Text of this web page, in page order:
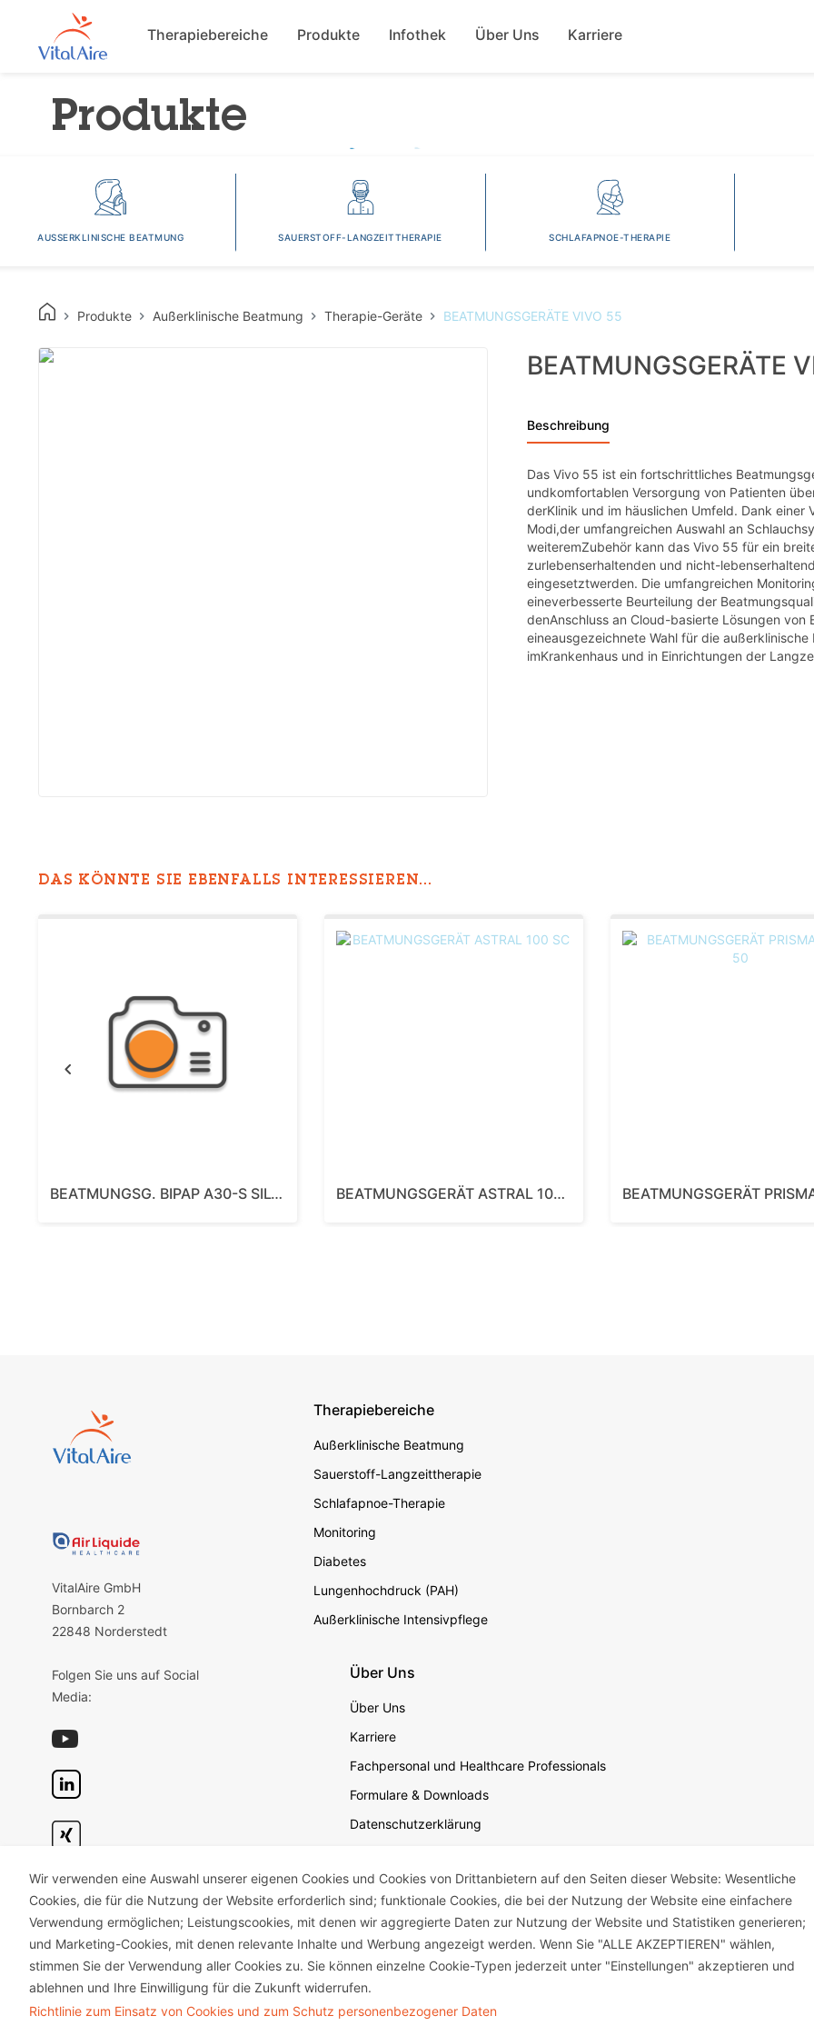
zum
Main navigation
Therapiebereiche Produkte Infothek Über Uns Karriere
Produkte
AUSSERKLINISCHE BEATMUNG SAUERSTOFF-LANGZEITTHERAPIE SCHLAFAPNOE-THERAPIE
Produkte Außerklinische Beatmung Therapie-Geräte BEATMUNGSGERÄTE VIVO 55
BEATMUNGSGERÄTE
Beschreibung
Das Vivo 55 ist ein fortschrittliches
undkomfortablen Versorgung von Patienten
derKlinik und im häuslichen Umfeld. Dank einer
Modi,der umfangreichen Auswahl an
weiteremZubehör kann das Vivo 55 für ein
zurlebenserhaltenden und nicht-
eingesetztwerden. Die umfangreichen
eineverbesserte Beurteilung der
denAnschluss an Cloud-basierte Lösungen von
eineausgezeichnete Wahl für die
imKrankenhaus und in Einrichtungen der
DAS KÖNNTE SIE EBENFALLS INTERESSIEREN...
BEATMUNGSG. BIPAP A30-S SILVER BEATMUNGSGERÄT ASTRAL 100 SC
Previous
VitalAire GmbH
Bornbarch 2
22848 Norderstedt
Folgen Sie uns auf Social
Media:
Footer secondary
Therapiebereiche
Außerklinische Beatmung
Sauerstoff-Langzeittherapie
Schlafapnoe-Therapie
Monitoring
Diabetes
Lungenhochdruck (PAH)
Außerklinische Intensivpflege
Über Uns
Über Uns
Karriere
Fachpersonal und Healthcare Professionals
Formulare & Downloads
Datenschutzerklärung
Geschäftsbedingungen für die Website-Nutzung
Impressum
Unternehmensverantwortung
Wir verwenden eine Auswahl unserer eigenen Cookies und Cookies von Drittanbietern auf den Seiten dieser Website: Wesentliche
Cookies, die für die Nutzung der Website erforderlich sind; funktionale Cookies, die bei der Nutzung der Website eine einfachere
Verwendung ermöglichen; Leistungscookies, mit denen wir aggregierte Daten zur Nutzung der Website und Statistiken generieren;
und Marketing-Cookies, mit denen relevante Inhalte und Werbung angezeigt werden. Wenn Sie "ALLE AKZEPTIEREN" wählen,
stimmen Sie der Verwendung aller Cookies zu. Sie können einzelne Cookie-Typen jederzeit unter "Einstellungen" akzeptieren und
ablehnen und Ihre Einwilligung für die Zukunft widerrufen.
Richtlinie zum Einsatz von Cookies und zum Schutz personenbezogener Daten